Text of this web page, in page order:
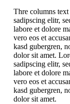
Thre columns
sadipscing elitr,
labore et dolore
vero eos et
kasd gubergren,
dolor sit amet.
sadipscing elitr,
labore et dolore
vero eos et
kasd gubergren,
dolor sit amet.